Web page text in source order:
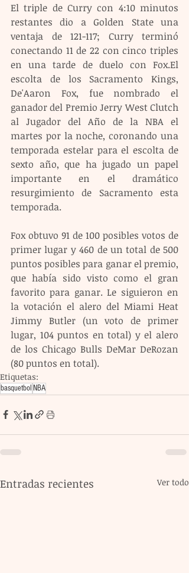
El triple de Curry con 4:10 minutos
restantes dio a Golden State una
ventaja de 121-117; Curry terminó
conectando 11 de 22 con cinco triples
en una tarde de duelo con Fox.El
escolta de los Sacramento Kings,
De'Aaron Fox, fue nombrado el
ganador del Premio Jerry West Clutch
al Jugador del Año de la NBA el
martes por la noche, coronando una
temporada estelar para el escolta de
sexto año, que ha jugado un papel
importante en el dramático
resurgimiento de Sacramento esta
temporada.
Fox obtuvo 91 de 100 posibles votos de
primer lugar y 460 de un total de 500
puntos posibles para ganar el premio,
que había sido visto como el gran
favorito para ganar. Le siguieron en
la votación el alero del Miami Heat
Jimmy Butler (un voto de primer
lugar, 104 puntos en total) y el alero
de los Chicago Bulls DeMar DeRozan
(80 puntos en total).
Etiquetas:
basquetbol NBA
Entradas recientes Ver todo